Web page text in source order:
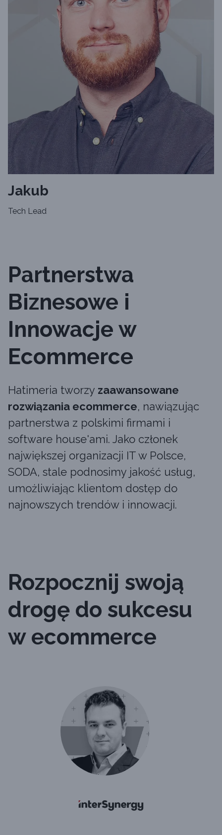
Jakub
Tech Lead
Partnerstwa
Biznesowe i
Innowacje w
Ecommerce
Hatimeria tworzy zaawansowane
rozwiązania ecommerce, nawiązując
partnerstwa z polskimi firmami i
software house'ami. Jako członek
największej organizacji IT w Polsce,
SODA, stale podnosimy jakość usług,
umożliwiając klientom dostęp do
najnowszych trendów i innowacji.
Rozpocznij swoją
drogę do sukcesu
w ecommerce